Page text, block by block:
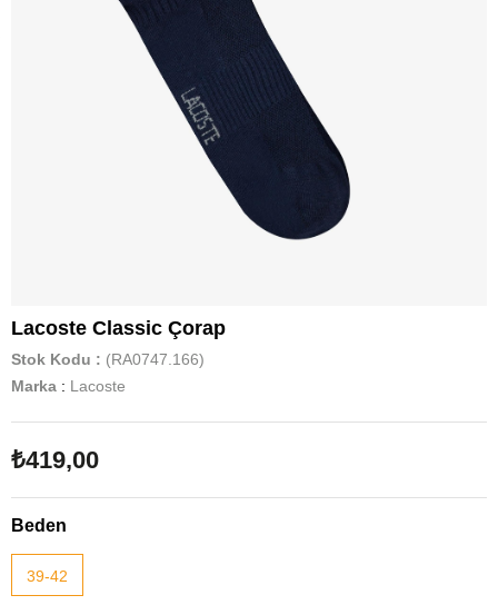
Lacoste Classic Çorap
Stok Kodu
(RA0747.166)
Marka : Lacoste
₺419,00
Beden
39-42